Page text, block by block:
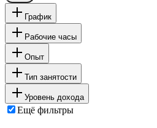
График
Рабочие часы
Опыт
Тип занятости
Уровень дохода
Ещё фильтры